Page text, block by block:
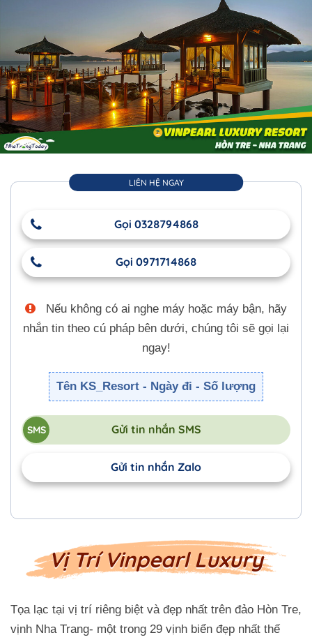
LIÊN HỆ NGAY
Gọi 0328794868
Gọi 0971714868
Nếu không có ai nghe máy hoặc máy bận, hãy
nhắn tin theo cú pháp bên dưới, chúng tôi sẽ gọi lại
ngay!
Tên KS_Resort - Ngày đi - Số lượng
Gửi tin nhắn SMS
Gửi tin nhắn Zalo
Vị Trí Vinpearl Luxury
Tọa lạc tại vị trí riêng biệt và đẹp nhất trên đảo Hòn Tre,
vịnh Nha Trang- một trong 29 vịnh biển đẹp nhất thế